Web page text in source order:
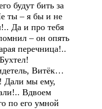
будут бить за
ты – я бы и не
Да и про тебя
– он опять
перечница!..
Витёк…
Дали мы ему,
Вдвоем
по его умной